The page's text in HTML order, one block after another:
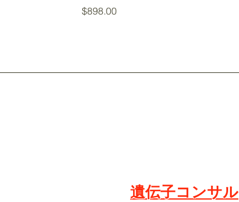
価格
$898.00
​遺伝子コンサル